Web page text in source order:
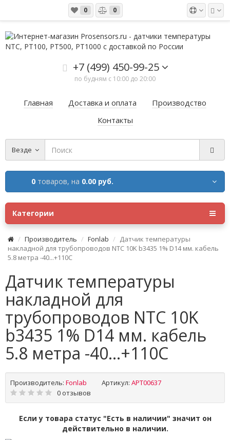
0 0
+7 (499) 450-99-25
по будням с 10:00 до 20:00
Главная Доставка и оплата
Производство
Контакты
Везде
0 товаров, на 0.00 руб.
Категории
Производитель Fonlab
Датчик температуры
накладной для трубопроводов NTC 10K b3435 1% D14 мм. кабель
5.8 метра -40...+110C
Датчик температуры
накладной для
трубопроводов NTC 10K
b3435 1% D14 мм. кабель
5.8 метра -40...+110C
Производитель: Fonlab Артикул: APT00637
0 отзывов
Если у товара статус "Есть в наличии" значит он
действительно в наличии.